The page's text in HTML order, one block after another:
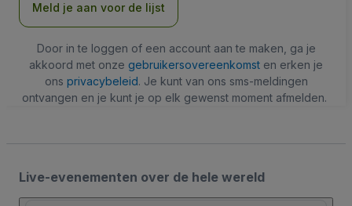
Meld je aan voor de lijst
Door in te loggen of een account aan te maken, ga je
akkoord met onze gebruikersovereenkomst en erken je
ons privacybeleid. Je kunt van ons sms-meldingen
ontvangen en je kunt je op elk gewenst moment afmelden.
Live-evenementen over de hele wereld